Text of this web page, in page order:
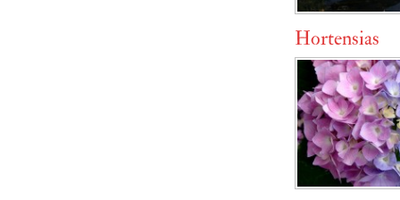
Hortensias